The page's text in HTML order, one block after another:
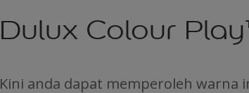
Dulux Colour
Kini anda dapat memperoleh warna